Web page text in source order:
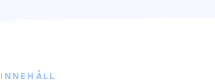
INNEHÅLL